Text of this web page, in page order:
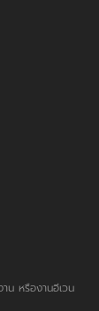
น หรืองานอีเวน